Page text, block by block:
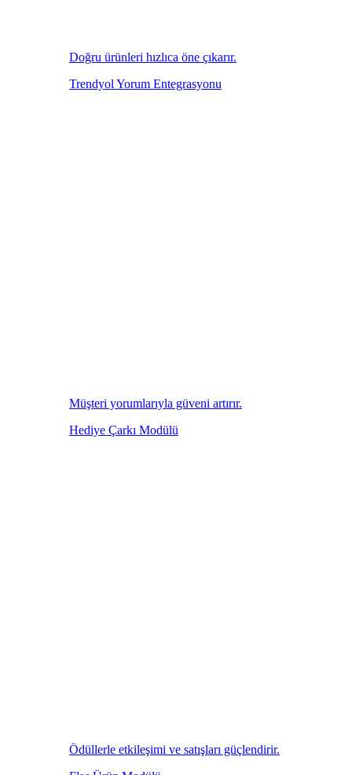
Doğru ürünleri hızlıca öne çıkarır.
Trendyol Yorum Entegrasyonu
Müşteri yorumlarıyla güveni artırır.
Hediye Çarkı Modülü
Ödüllerle etkileşimi ve satışları güçlendirir.